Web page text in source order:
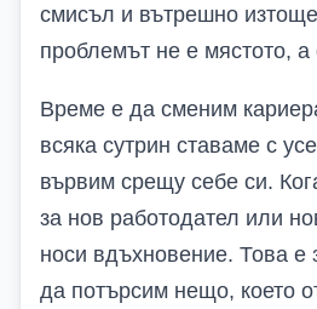
смисъл и вътрешно
проблемът не е мястото, а
Време е да сменим
всяка сутрин ставаме с
вървим срещу себе си.
за нов работодател или
носи вдъхновение. Това е
да потърсим нещо, което